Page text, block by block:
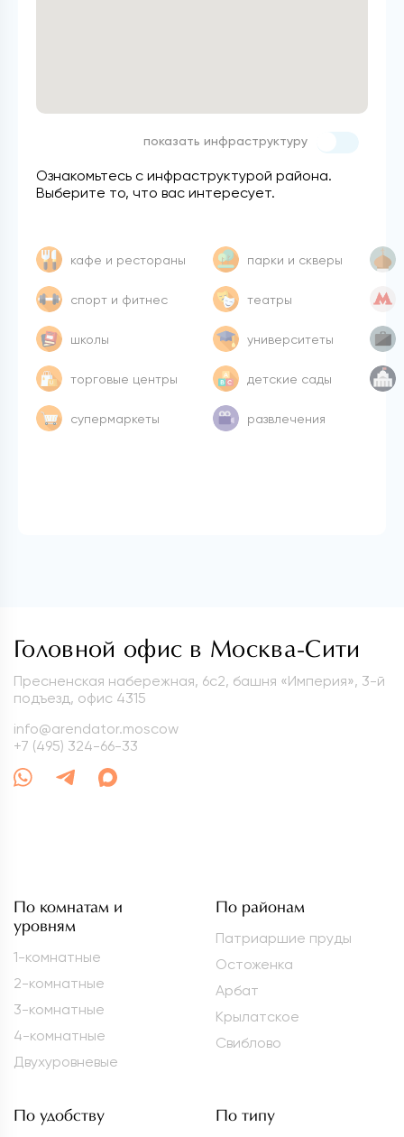
Ознакомьтесь с инфраструктурой района.
Выберите то, что вас интересует.
кафе и рестораны
спорт и фитнес
школы
торговые центры
супермаркеты
парки и скверы
театры
университеты
детские сады
развлечения
показать инфраструктуру
Головной офис в Москва-Сити
Пресненская набережная, 6с2, башня «Империя», 3-й
подъезд, офис 4315
info@arendator.moscow
+7 (495) 324-66-33
По комнатам и
уровням
1-комнатные
2-комнатные
3-комнатные
4-комнатные
Двухуровневые
По районам
Патриаршие пруды
Остоженка
Арбат
Крылатское
Свиблово
По удобству По типу